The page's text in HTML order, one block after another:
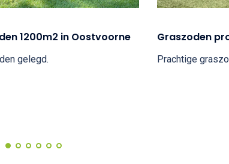
1200m2 in Oostvoorne
gelegd.
Graszoden
Prachtige